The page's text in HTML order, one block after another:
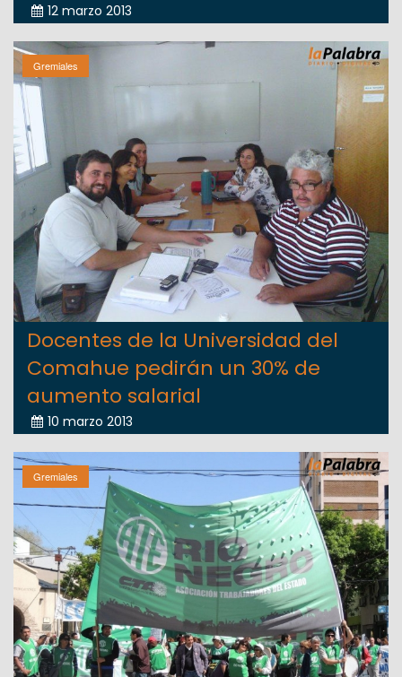
12 marzo 2013
Gremiales
Docentes de la Universidad del
Comahue pedirán un 30% de
aumento salarial
10 marzo 2013
Gremiales